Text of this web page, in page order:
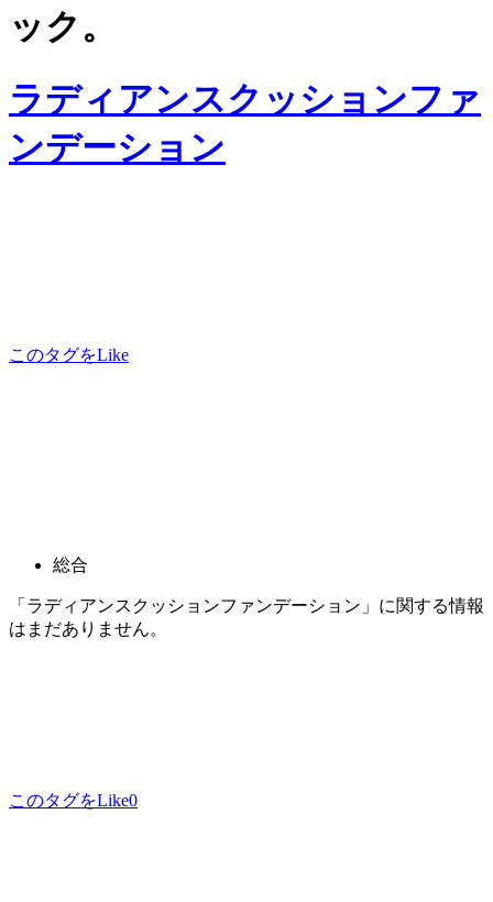
ック。
ラディアンスクッションファ
ンデーション
このタグをLike
総合
「ラディアンスクッションファンデーション」に関する情報
はまだありません。
このタグをLike0